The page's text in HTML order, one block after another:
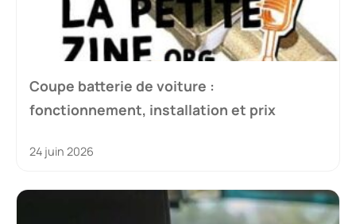
Coupe batterie de voiture :
fonctionnement, installation et prix
24 juin 2026